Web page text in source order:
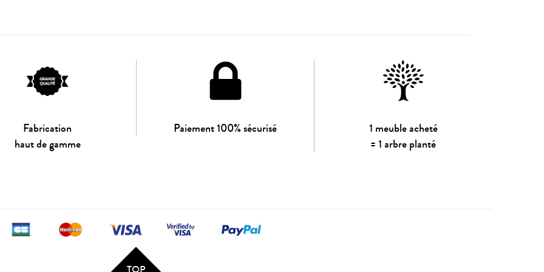
Fabrication
haut de gamme
Paiement 100% sécurisé
1 meuble acheté
= 1 arbre planté